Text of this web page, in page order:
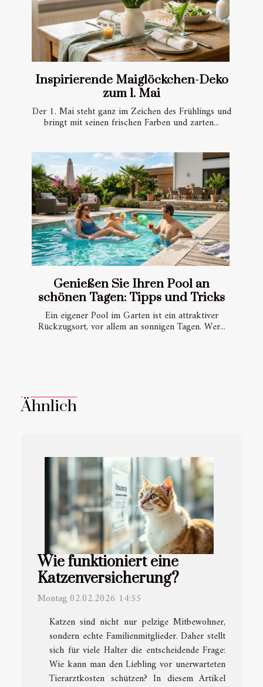
Inspirierende Maiglöckchen-Deko
zum 1. Mai
Der 1. Mai steht ganz im Zeichen des Frühlings und
bringt mit seinen frischen Farben und zarten...
Genießen Sie Ihren Pool an
schönen Tagen: Tipps und Tricks
Ein eigener Pool im Garten ist ein attraktiver
Rückzugsort, vor allem an sonnigen Tagen. Wer...
Ähnlich
Wie funktioniert eine
Katzenversicherung?
Montag 02.02.2026 14:55
Katzen sind nicht nur pelzige Mitbewohner,
sondern echte Familienmitglieder. Daher stellt
sich für viele Halter die entscheidende Frage:
Wie kann man den Liebling vor unerwarteten
Tierarztkosten schützen? In diesem Artikel